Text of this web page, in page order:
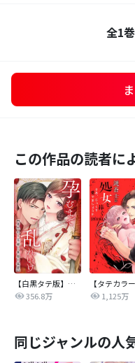
全1
この作品の読者に
【白黒タテ版】孕むまで乱れいけ～身代わり花嫁と軍服の猛愛
356.8万
1,125万
同じジャンルの人